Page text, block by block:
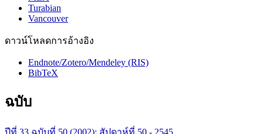
Turabian
Vancouver
ดาวน์โหลดการอ้างอิง
Endnote/Zotero/Mendeley (RIS)
BibTeX
ฉบับ
ปีที่ 33 ฉบับที่ 50 (2002): สัปดาห์ที่ 50 - 2545